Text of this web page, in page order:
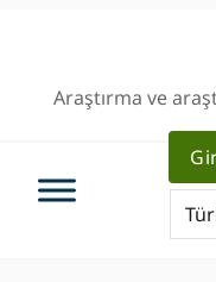
Araştırma ve